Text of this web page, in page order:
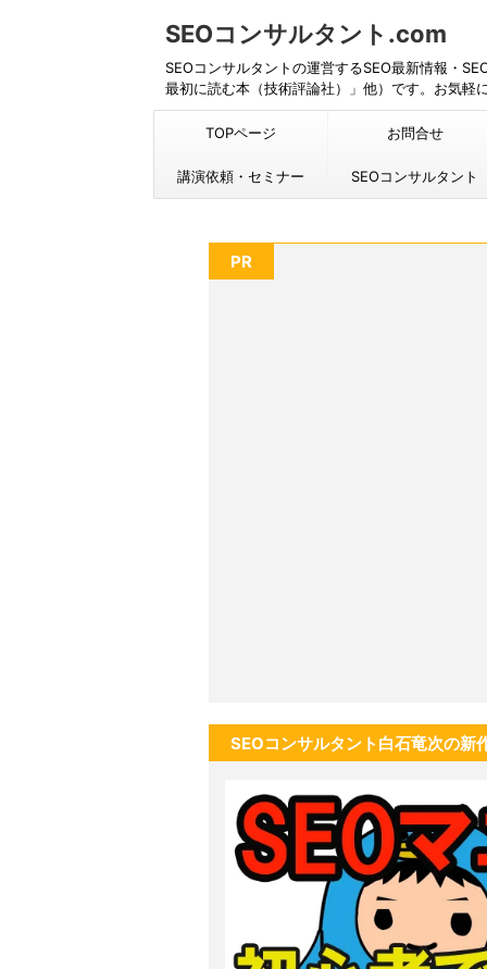
SEOコンサルタント.com
SEOコンサルタントの運営するSEO最新情報・
最初に読む本（技術評論社）」他）です。お気軽
TOPページ お問合せ
講演依頼・セミナー SEOコンサルタント
PR
SEOコンサルタント白石竜次の新